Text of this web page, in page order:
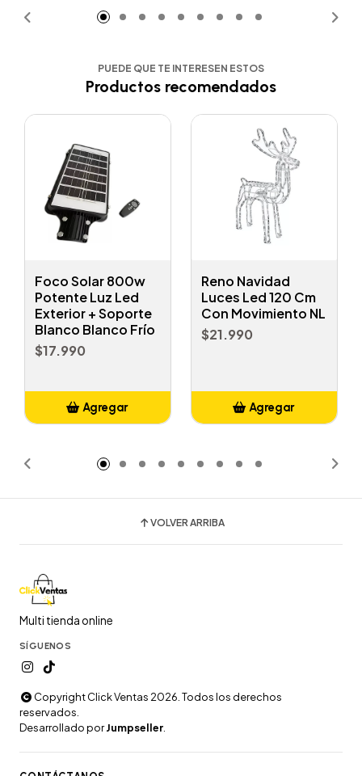
PUEDE QUE TE INTERESEN ESTOS
Productos recomendados
Foco Solar 800w
Potente Luz Led
Exterior + Soporte
Blanco Blanco Frío
$17.990
Agregar
Reno Navidad
Luces Led 120 Cm
Con Movimiento NL
$21.990
Agregar
VOLVER ARRIBA
Multi tienda online
SÍGUENOS
Copyright Click Ventas 2026. Todos los derechos
reservados.
Desarrollado porJumpseller